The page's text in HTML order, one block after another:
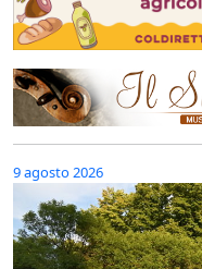
9 agosto 2026